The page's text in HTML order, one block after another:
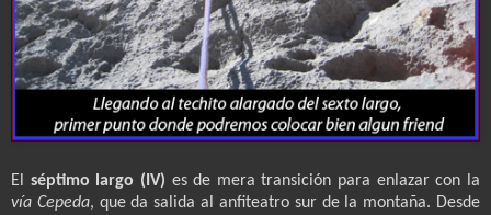
El séptimo largo (IV) es de mera transición para enlazar con la
vía Cepeda, que da salida al anfiteatro sur de la montaña. Desde